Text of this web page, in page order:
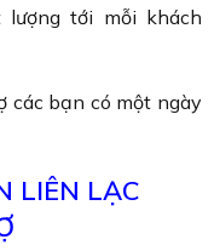
tới mỗi khách
các bạn có một ngày
LIÊN LẠC